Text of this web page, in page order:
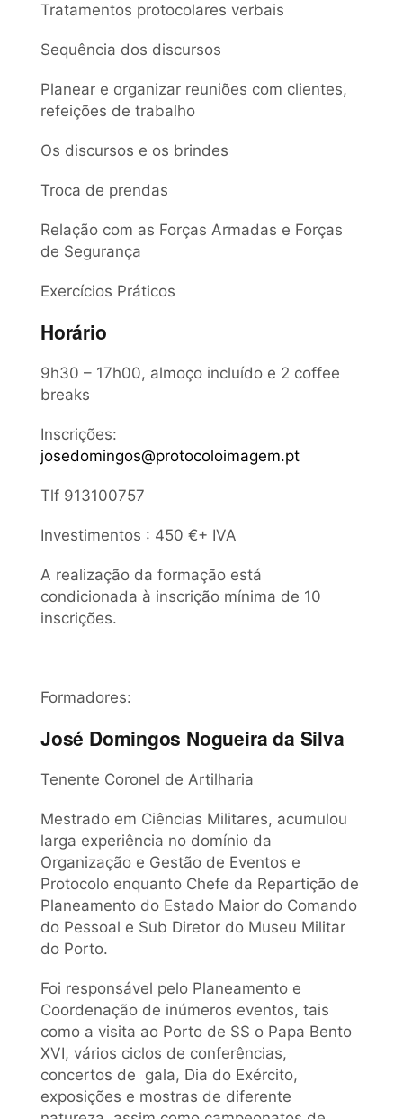
Tratamentos protocolares verbais
Sequência dos discursos
Planear e organizar reuniões com clientes,
refeições de trabalho
Os discursos e os brindes
Troca de prendas
Relação com as Forças Armadas e Forças
de Segurança
Exercícios Práticos
Horário
9h30 – 17h00, almoço incluído e 2 coffee
breaks
Inscrições:
josedomingos@protocoloimagem.pt
Tlf 913100757
Investimentos : 450 €+ IVA
A realização da formação está
condicionada à inscrição mínima de 10
inscrições.
Formadores:
José Domingos Nogueira da Silva
Tenente Coronel de Artilharia
Mestrado em Ciências Militares, acumulou
larga experiência no domínio da
Organização e Gestão de Eventos e
Protocolo enquanto Chefe da Repartição de
Planeamento do Estado Maior do Comando
do Pessoal e Sub Diretor do Museu Militar
do Porto.
Foi responsável pelo Planeamento e
Coordenação de inúmeros eventos, tais
como a visita ao Porto de SS o Papa Bento
XVI, vários ciclos de conferências,
concertos de gala, Dia do Exército,
exposições e mostras de diferente